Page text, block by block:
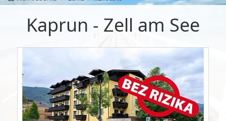
Kaprun - Zell am See